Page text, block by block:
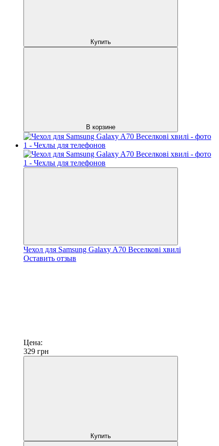
Купить
В корзине
Чехол для Samsung Galaxy A70 Веселкові хвилі
Оставить отзыв
Цена:
329 грн
Купить